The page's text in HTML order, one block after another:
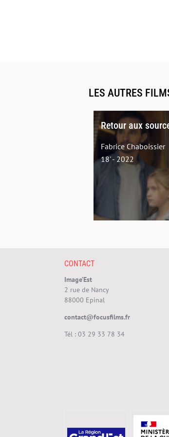
LES AUTRES
Retour aux
Fabrice Chaboissier
18' - 2022
CONTACT
Image’Est
2 rue de Nancy
88000 Epinal
contact@focusfilms.fr
Tél : 03 29 33 78 34